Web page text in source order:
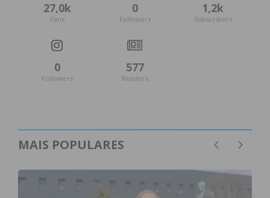
27,0k
Fans
0
Followers
1,2k
Subscribers
0
Followers
577
Readers
MAIS POPULARES